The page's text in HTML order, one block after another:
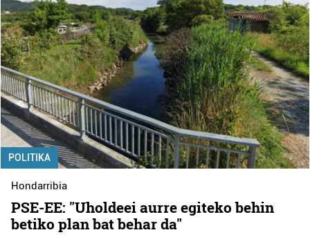
POLITIKA
Hondarribia
PSE-EE: "Uholdeei aurre egiteko behin
betiko plan bat behar da"